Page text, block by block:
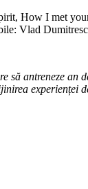
How I met
Vlad
antreneze
experienței